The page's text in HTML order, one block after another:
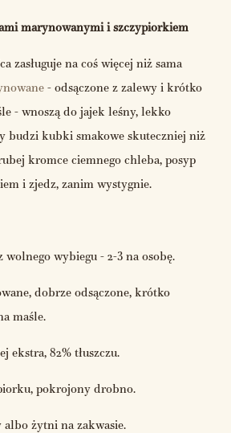
marynowanymi i szczypiorkiem
zasługuje na coś więcej niż sama
- odsączone z zalewy i krótko
- wnoszą do jajek leśny, lekko
budzi kubki smakowe skuteczniej niż
kromce ciemnego chleba, posyp
i zjedz, zanim wystygnie.
wybiegu - 2-3 na osobę.
dobrze odsączone, krótko
maśle.
ekstra, 82% tłuszczu.
pokrojony drobno.
żytni na zakwasie.